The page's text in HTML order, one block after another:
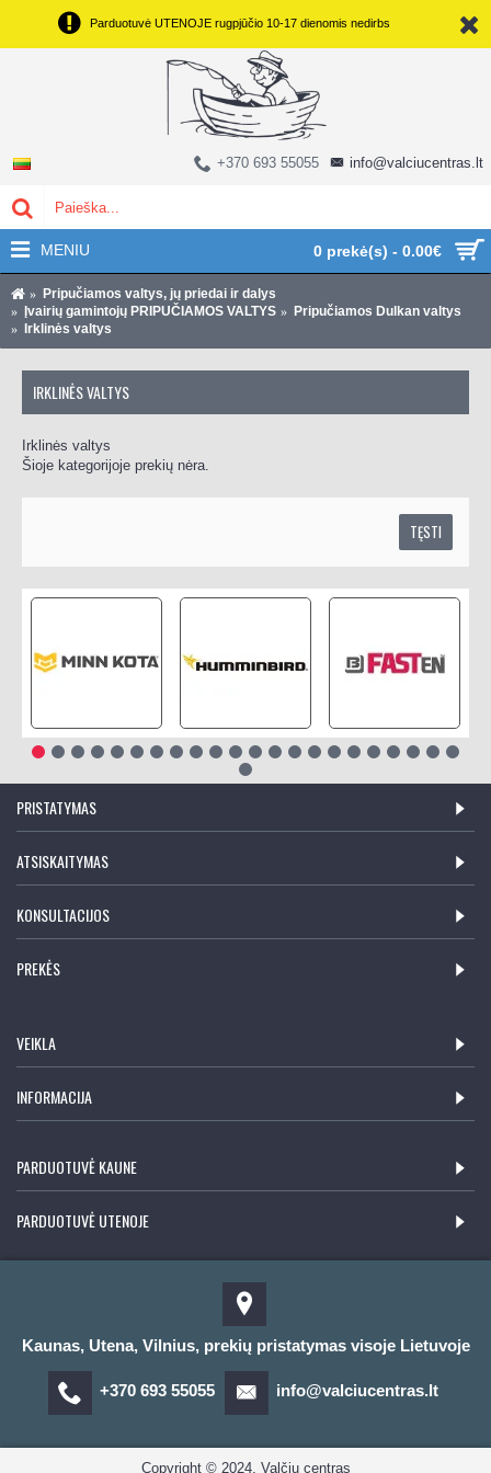
Parduotuvė UTENOJE rugpjūčio 10-17 dienomis nedirbs
0 prekė(s) - 0.00€
+370 693 55055 info@valciucentras.lt
MENIU
Pripučiamos valtys, jų priedai ir dalys
Įvairių gamintojų PRIPUČIAMOS VALTYS
Pripučiamos Dulkan valtys
Irklinės valtys
IRKLINĖS VALTYS
Irklinės valtys
Šioje kategorijoje prekių nėra.
TĘSTI
PRISTATYMAS
ATSISKAITYMAS
KONSULTACIJOS
PREKĖS
VEIKLA
INFORMACIJA
PARDUOTUVĖ KAUNE
PARDUOTUVĖ UTENOJE
Kaunas, Utena, Vilnius, prekių pristatymas visoje Lietuvoje
+370 693 55055 info@valciucentras.lt
Copyright © 2024, Valčių centras